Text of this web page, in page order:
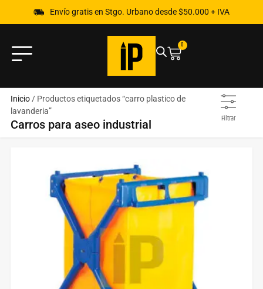
Envío gratis en Stgo. Urbano desde $50.000 + IVA
0
Inicio/ Productos etiquetados “carro plastico de
lavanderia”
Carros para aseo industrial Filtrar